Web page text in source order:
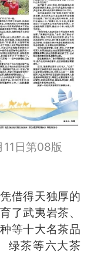
日第08版
借得天独厚的
了武夷岩茶、
等十大名茶品
绿茶等六大茶